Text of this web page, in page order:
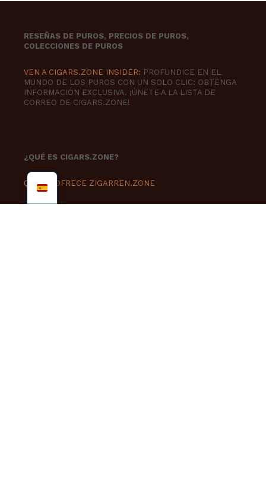
RESEÑAS DE PUROS, PRECIOS DE PUROS,
COLECCIONES DE PUROS
VEN A CIGARS.ZONE INSIDER: PROFUNDICE EN EL
MUNDO DE LOS PUROS CON UN SOLO CLIC: OBTENGA
INFORMACIÓN EXCLUSIVA. ¡ÚNETE A LA LISTA DE
CORREO DE CIGARS.ZONE!
¿QUÉ ES CIGARS.ZONE?
QUÉ LE OFRECE ZIGARREN.ZONE